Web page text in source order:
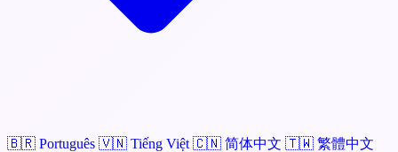
🇧🇷 Português 🇻🇳 Tiếng Việt 🇨🇳 简体中文 🇹🇼 繁體中文